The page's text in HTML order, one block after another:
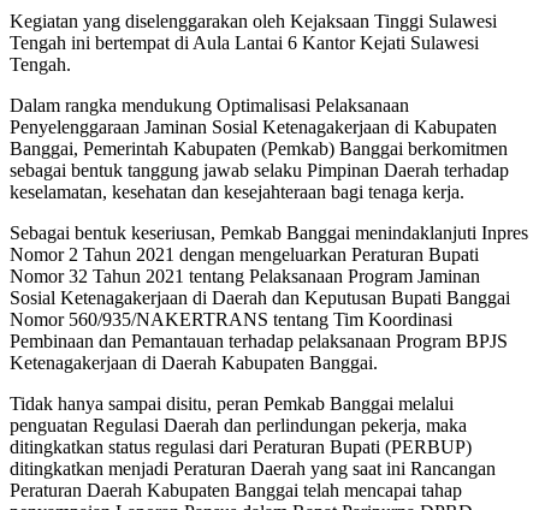
Kegiatan yang diselenggarakan oleh Kejaksaan Tinggi Sulawesi
Tengah ini bertempat di Aula Lantai 6 Kantor Kejati Sulawesi
Tengah.
Dalam rangka mendukung Optimalisasi Pelaksanaan
Penyelenggaraan Jaminan Sosial Ketenagakerjaan di Kabupaten
Banggai, Pemerintah Kabupaten (Pemkab) Banggai berkomitmen
sebagai bentuk tanggung jawab selaku Pimpinan Daerah terhadap
keselamatan, kesehatan dan kesejahteraan bagi tenaga kerja.
Sebagai bentuk keseriusan, Pemkab Banggai menindaklanjuti Inpres
Nomor 2 Tahun 2021 dengan mengeluarkan Peraturan Bupati
Nomor 32 Tahun 2021 tentang Pelaksanaan Program Jaminan
Sosial Ketenagakerjaan di Daerah dan Keputusan Bupati Banggai
Nomor 560/935/NAKERTRANS tentang Tim Koordinasi
Pembinaan dan Pemantauan terhadap pelaksanaan Program BPJS
Ketenagakerjaan di Daerah Kabupaten Banggai.
Tidak hanya sampai disitu, peran Pemkab Banggai melalui
penguatan Regulasi Daerah dan perlindungan pekerja, maka
ditingkatkan status regulasi dari Peraturan Bupati (PERBUP)
ditingkatkan menjadi Peraturan Daerah yang saat ini Rancangan
Peraturan Daerah Kabupaten Banggai telah mencapai tahap